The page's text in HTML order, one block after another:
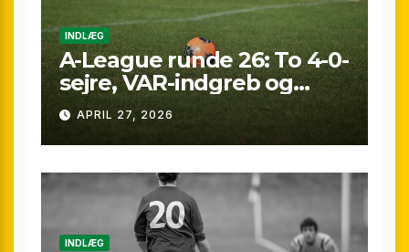
INDLÆG
A-League runde 26: To 4-0-
sejre, VAR-indgreb og
sene scoringer – fuld
gennemgang af
weekenden
APRIL 27, 2026
INDLÆG